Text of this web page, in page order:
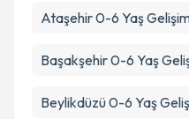
Ataşehir0-6 Yaş
Başakşehir0-6 Yaş
Beylikdüzü0-6 Yaş